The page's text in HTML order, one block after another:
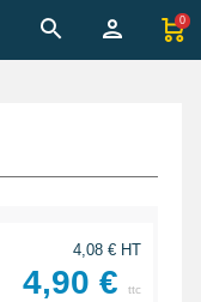
0
4,08 € HT
4,90 € ttc